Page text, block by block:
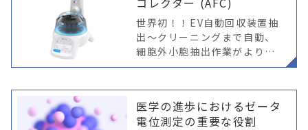
世界初！！EV自動回収装置抽
出～クリーニングまで自動、
細胞外小胞抽出作業がより簡
単に！ ※ qE＜AFC V2＞ より
ル分離が可能に AFC V2に
は、チップセット、アルゴリ
医学の進歩におけるゼータ
電位測定の重要な役割